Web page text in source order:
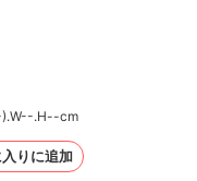
).W--.H--cm
りに追加